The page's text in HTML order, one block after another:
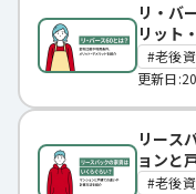
リ・バ
リット
老後
更新日
リース
ョンと
老後